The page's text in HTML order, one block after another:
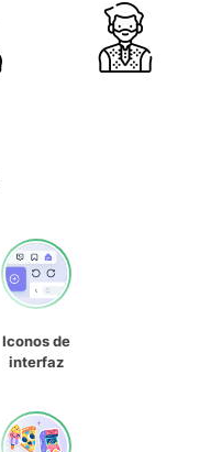
Iconos de
interfaz